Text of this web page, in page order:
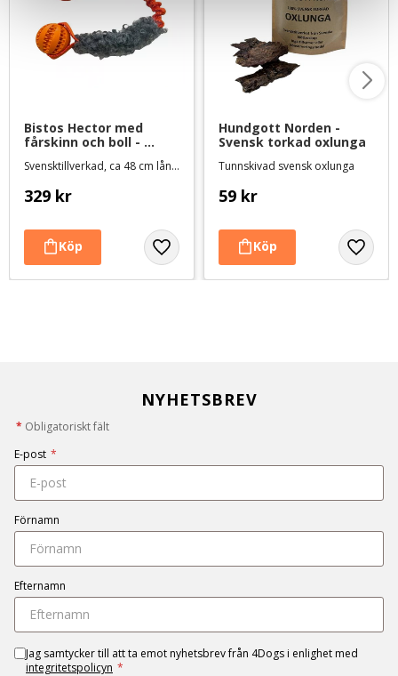
Bistos Hector med
fårskinn och boll -
Svensktillverkad, ca 48 cm lång med expanderhandtag
329 kr
Hundgott Norden -
Svensk torkad oxlunga
Tunnskivad svensk oxlunga
59 kr
NYHETSBREV
* Obligatoriskt fält
E-post *
Förnamn
Efternamn
Jag samtycker till att ta emot nyhetsbrev från 4Dogs i enlighet med
integritetspolicyn *